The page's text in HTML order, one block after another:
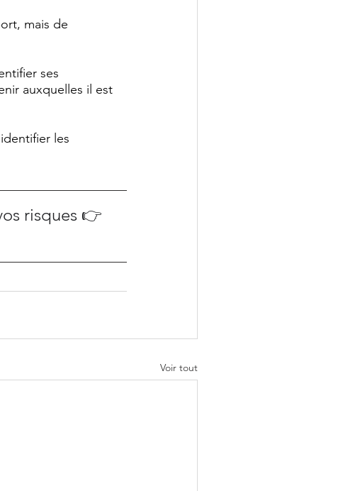
mais de
ses
auxquelles il est
les
risques 👉
Voir tout